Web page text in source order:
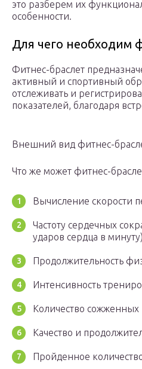
это разберем их
особенности.
Для чего необходим
Фитнес-браслет
активный и спортивный
отслеживать и
показателей, благодаря
Внешний вид фитнес-
Что же может фитнес-
Вычисление скорости
Частоту сердечных
ударов сердца в
Продолжительность
Интенсивность
Количество сожженных
Качество и
Пройденное